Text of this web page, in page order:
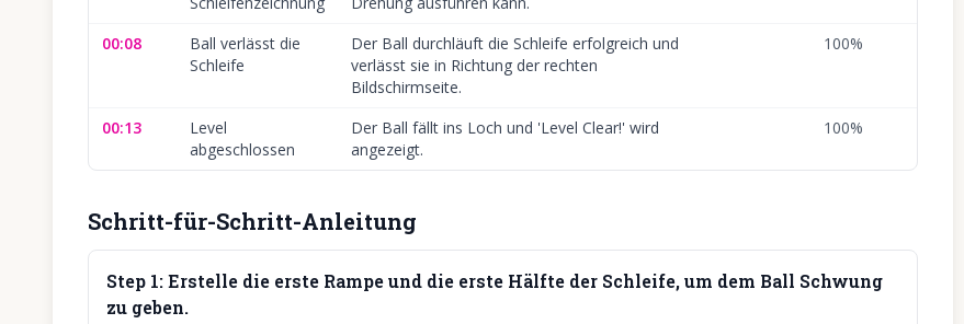
00:08
Ball verlässt die
Schleife
Der Ball durchläuft die Schleife erfolgreich und
verlässt sie in Richtung der rechten
Bildschirmseite.
100%
00:13
Level
abgeschlossen
Der Ball fällt ins Loch und 'Level Clear!' wird
angezeigt.
100%
Schritt-für-Schritt-Anleitung
Step 1:Erstelle die erste Rampe und die erste Hälfte der Schleife, um dem Ball Schwung
zu geben.